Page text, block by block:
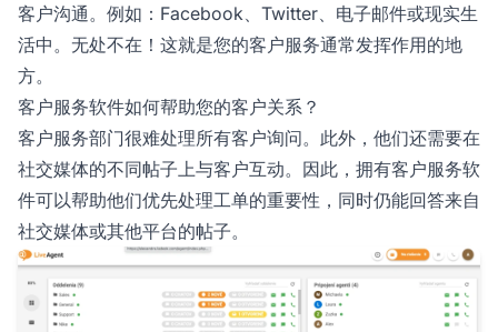
客户沟通。例如：Facebook、Twitter、电子邮件或现实生
活中。无处不在！这就是您的客户服务通常发挥作用的地
方。
客户服务软件如何帮助您的客户关系？
客户服务部门很难处理所有客户询问。此外，他们还需要在
社交媒体的不同帖子上与客户互动。因此，拥有客户服务软
件可以帮助他们优先处理工单的重要性，同时仍能回答来自
社交媒体或其他平台的帖子。